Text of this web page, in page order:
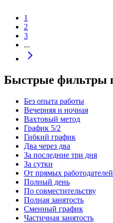
1
2
3
...
Быстрые фильтры
Без опыта работы
Вечерняя и ночная
Вахтовый метод
График 5/2
Гибкий график
Два через два
За последние три дня
За сутки
От прямых работодателей
Полный день
По совместительству
Полная занятость
Сменный график
Частичная занятость